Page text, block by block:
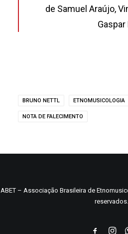
de Samuel Araújo,
Gaspar
BRUNO NETTL ETNOMUSICOLOGIA
NOTA DE FALECIMENTO
ABET – Associação Brasileira de
reservados.